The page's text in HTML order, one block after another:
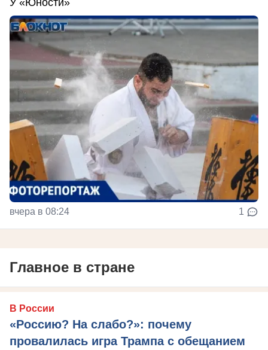
вчера в 08:24 1
Главное в стране
В России
«Россию? На слабо?»: почему
провалилась игра Трампа с обещанием